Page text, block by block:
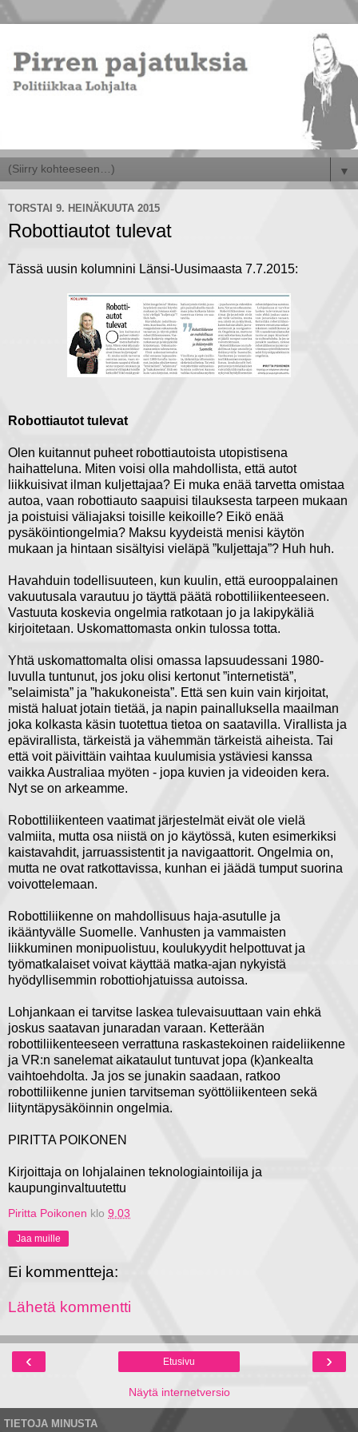
▼
TORSTAI 9. HEINÄKUUTA 2015
Robottiautot tulevat
Tässä uusin kolumnini Länsi-Uusimaasta 7.7.2015:
Robottiautot tulevat
Olen kuitannut puheet robottiautoista utopistisena
haihatteluna. Miten voisi olla mahdollista, että autot
liikkuisivat ilman kuljettajaa? Ei muka enää tarvetta omistaa
autoa, vaan robottiauto saapuisi tilauksesta tarpeen mukaan
ja poistuisi väliajaksi toisille keikoille? Eikö enää
pysäköintiongelmia? Maksu kyydeistä menisi käytön
mukaan ja hintaan sisältyisi vieläpä ”kuljettaja”? Huh huh.
Havahduin todellisuuteen, kun kuulin, että eurooppalainen
vakuutusala varautuu jo täyttä päätä robottiliikenteeseen.
Vastuuta koskevia ongelmia ratkotaan jo ja lakipykäliä
kirjoitetaan. Uskomattomasta onkin tulossa totta.
Yhtä uskomattomalta olisi omassa lapsuudessani 1980-
luvulla tuntunut, jos joku olisi kertonut ”internetistä”,
”selaimista” ja ”hakukoneista”. Että sen kuin vain kirjoitat,
mistä haluat jotain tietää, ja napin painalluksella maailman
joka kolkasta käsin tuotettua tietoa on saatavilla. Virallista ja
epävirallista, tärkeistä ja vähemmän tärkeistä aiheista. Tai
että voit päivittäin vaihtaa kuulumisia ystäviesi kanssa
vaikka Australiaa myöten - jopa kuvien ja videoiden kera.
Nyt se on arkeamme.
Robottiliikenteen vaatimat järjestelmät eivät ole vielä
valmiita, mutta osa niistä on jo käytössä, kuten esimerkiksi
kaistavahdit, jarruassistentit ja navigaattorit. Ongelmia on,
mutta ne ovat ratkottavissa, kunhan ei jäädä tumput suorina
voivottelemaan.
Robottiliikenne on mahdollisuus haja-asutulle ja
ikääntyvälle Suomelle. Vanhusten ja vammaisten
liikkuminen monipuolistuu, koulukyydit helpottuvat ja
työmatkalaiset voivat käyttää matka-ajan nykyistä
hyödyllisemmin robottiohjatuissa autoissa.
Lohjankaan ei tarvitse laskea tulevaisuuttaan vain ehkä
joskus saatavan junaradan varaan. Ketterään
robottiliikenteeseen verrattuna raskastekoinen raideliikenne
ja VR:n sanelemat aikataulut tuntuvat jopa (k)ankealta
vaihtoehdolta. Ja jos se junakin saadaan, ratkoo
robottiliikenne junien tarvitseman syöttöliikenteen sekä
liityntäpysäköinnin ongelmia.
PIRITTA POIKONEN
Kirjoittaja on lohjalainen teknologiaintoilija ja
kaupunginvaltuutettu
Piritta Poikonen klo 9.03
Jaa muille
Ei kommentteja:
Lähetä kommentti
‹ ›
Etusivu
Näytä internetversio
TIETOJA MINUSTA